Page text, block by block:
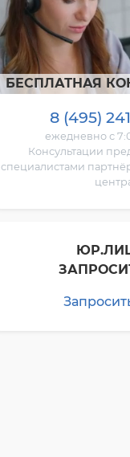
БЕСПЛАТНАЯ
8 (495)
ежедневно с
Консультации
специалистами